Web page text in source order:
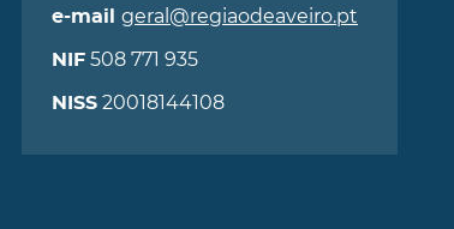
e-mail geral@regiaodeaveiro.pt
NIF508 771 935
NISS20018144108